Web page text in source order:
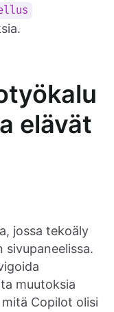
elävät
jossa tekoäly
sivupaneelissa.
muutoksia
Copilot olisi